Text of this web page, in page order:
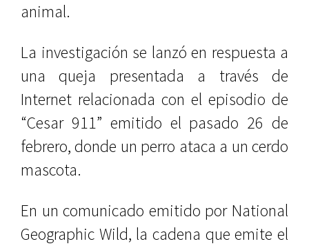
animal.
La investigación se lanzó en respuesta a
una queja presentada a través de
Internet relacionada con el episodio de
“Cesar 911” emitido el pasado 26 de
febrero, donde un perro ataca a un cerdo
mascota.
En un comunicado emitido por National
Geographic Wild, la cadena que emite el